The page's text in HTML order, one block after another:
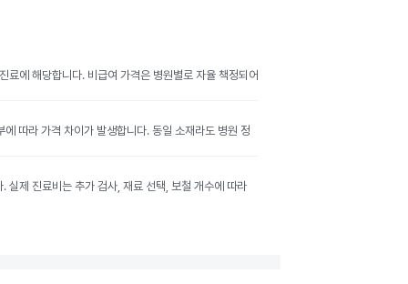
에 해당합니다. 비급여 가격은 병원별로 자율 책정되어
따라 가격 차이가 발생합니다. 동일 소재라도 병원 정
실제 진료비는 추가 검사, 재료 선택, 보철 개수에 따라